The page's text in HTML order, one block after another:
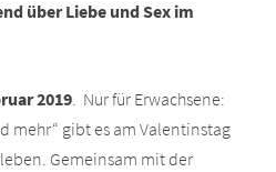
über Liebe und Sex im
2019. Nur für Erwachsene:
mehr“ gibt es am Valentinstag
Gemeinsam mit der